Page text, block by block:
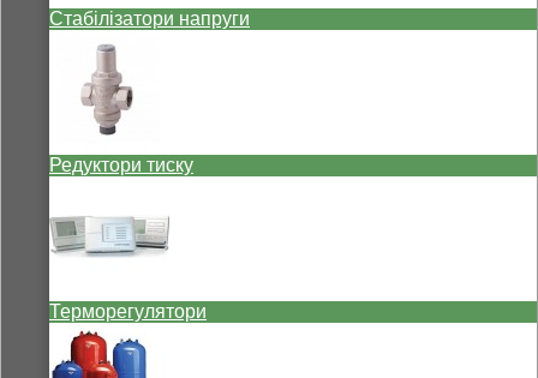
Стабілізатори напруги
Редуктори тиску
Терморегулятори